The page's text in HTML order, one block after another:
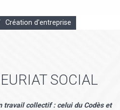
Création d'entreprise
SOCIAL
travail collectif : celui du Codès et